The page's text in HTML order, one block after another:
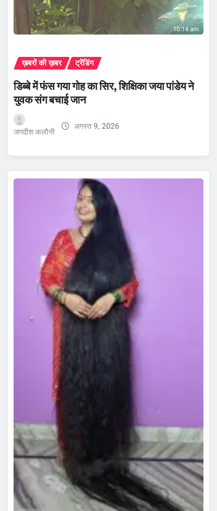
ख़बरों की ख़बर ट्रेंडिंग
डिब्बे में फंस गया गोह का सिर, शिक्षिका जया पांडेय ने
युवक संग बचाई जान
जगदीश कलौनी
अगस्त 9, 2026